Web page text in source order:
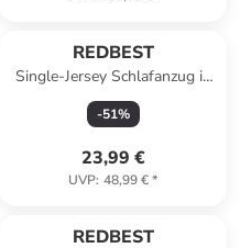
REDBEST
Single-Jersey Schlafanzug in
mint/hellgrau
-51%
23,99 €
UVP: 48,99 €*
REDBEST